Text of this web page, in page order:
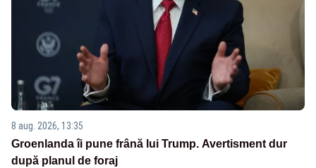
8 aug. 2026, 13:35
Groenlanda îi pune frână lui Trump. Avertisment dur
după planul de foraj